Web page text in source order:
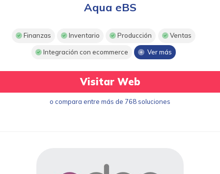
Aqua eBS
Finanzas Inventario Producción Ventas
Integración con ecommerce Ver más
Visitar Web
o compara entre más de 768 soluciones